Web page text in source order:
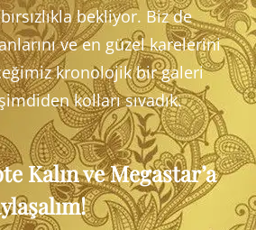
bekliyor. Biz de
ve en güzel karelerini
kronolojik bir galeri
kolları sıvadık.
Kalın ve Megastar’a